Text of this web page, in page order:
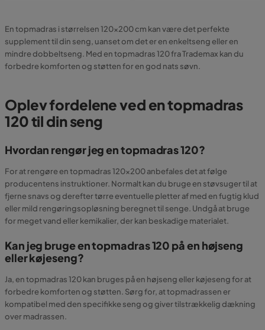
En topmadras i størrelsen 120x200 cm kan være det perfekte
supplement til din seng, uanset om det er en enkeltseng eller en
mindre dobbeltseng. Med en topmadras 120 fra Trademax kan du
forbedre komforten og støtten for en god nats søvn.
Oplev fordelene ved en topmadras
120 til din seng
Hvordan rengør jeg en topmadras 120?
For at rengøre en topmadras 120x200 anbefales det at følge
producentens instruktioner. Normalt kan du bruge en støvsuger til at
fjerne snavs og derefter tørre eventuelle pletter af med en fugtig klud
eller mild rengøringsopløsning beregnet til senge. Undgå at bruge
for meget vand eller kemikalier, der kan beskadige materialet.
Kan jeg bruge en topmadras 120 på en højseng
eller køjeseng?
Ja, en topmadras 120 kan bruges på en højseng eller køjeseng for at
forbedre komforten og støtten. Sørg for, at topmadrassen er
kompatibel med den specifikke seng og giver tilstrækkelig dækning
over madrassen.